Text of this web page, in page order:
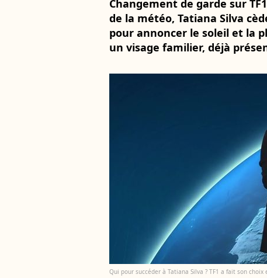
Changement de garde sur
de la météo, Tatiana Silva
pour annoncer le soleil et la
un visage familier, déjà
Qui pour succéder à Tatiana Silva ? TF1 a fait son